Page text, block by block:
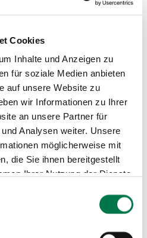
Cookies
Inhalte und Anzeigen zu
für soziale Medien anbieten
auf unsere Website zu
wir Informationen zu Ihrer
an unsere Partner für
Analysen weiter. Unsere
möglicherweise mit
die Sie ihnen bereitgestellt
Ihrer Nutzung der Dienste